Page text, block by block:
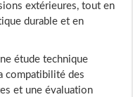
extérieures, tout en
durable et en
étude technique
compatibilité des
et une évaluation